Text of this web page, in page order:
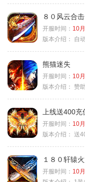
８０风云合击
开服时间： 10
版本介绍：
自
熊猫迷失
开服时间： 10
版本介绍： 赞
上线送400充
开服时间： 10
版本介绍： 送
１８０轩辕
开服时间： 10